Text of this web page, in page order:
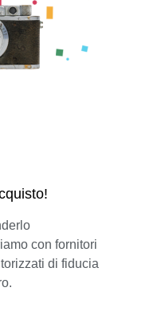
con fornitori
di fiducia